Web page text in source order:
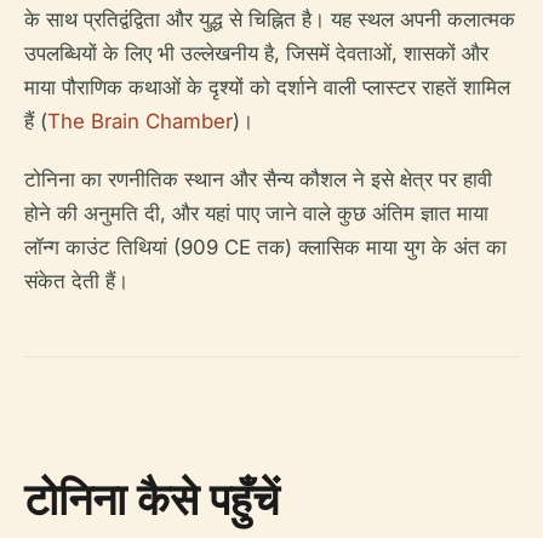
के साथ प्रतिद्वंद्विता और युद्ध से चिह्नित है। यह स्थल अपनी कलात्मक
उपलब्धियों के लिए भी उल्लेखनीय है, जिसमें देवताओं, शासकों और
माया पौराणिक कथाओं के दृश्यों को दर्शाने वाली प्लास्टर राहतें शामिल
हैं (The Brain Chamber)।
टोनिना का रणनीतिक स्थान और सैन्य कौशल ने इसे क्षेत्र पर हावी
होने की अनुमति दी, और यहां पाए जाने वाले कुछ अंतिम ज्ञात माया
लॉन्ग काउंट तिथियां (909 CE तक) क्लासिक माया युग के अंत का
संकेत देती हैं।
टोनिना कैसे पहुँचें